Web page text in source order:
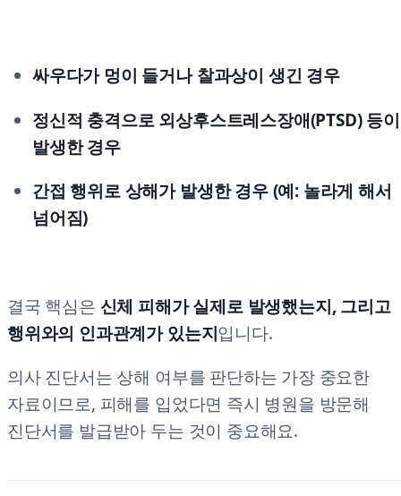
싸우다가 멍이 들거나 찰과상이 생긴 경우
정신적 충격으로 외상후스트레스장애(PTSD) 등이
발생한 경우
간접 행위로 상해가 발생한 경우 (예: 놀라게 해서
넘어짐)
결국 핵심은 신체 피해가 실제로 발생했는지, 그리고
행위와의 인과관계가 있는지입니다.
의사 진단서는 상해 여부를 판단하는 가장 중요한
자료이므로, 피해를 입었다면 즉시 병원을 방문해
진단서를 발급받아 두는 것이 중요해요.